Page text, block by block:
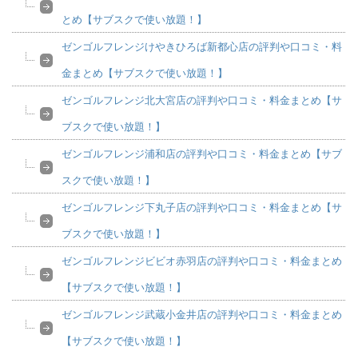
とめ【サブスクで使い放題！】
ゼンゴルフレンジけやきひろば新都心店の評判や口コミ・料
金まとめ【サブスクで使い放題！】
ゼンゴルフレンジ北大宮店の評判や口コミ・料金まとめ【サ
ブスクで使い放題！】
ゼンゴルフレンジ浦和店の評判や口コミ・料金まとめ【サブ
スクで使い放題！】
ゼンゴルフレンジ下丸子店の評判や口コミ・料金まとめ【サ
ブスクで使い放題！】
ゼンゴルフレンジビビオ赤羽店の評判や口コミ・料金まとめ
【サブスクで使い放題！】
ゼンゴルフレンジ武蔵小金井店の評判や口コミ・料金まとめ
【サブスクで使い放題！】